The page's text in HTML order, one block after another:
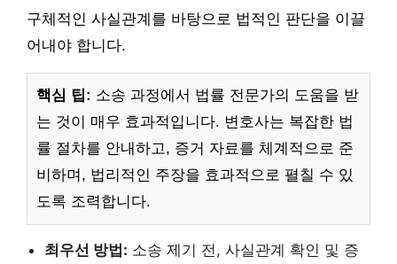
구체적인 사실관계를 바탕으로 법적인 판단을 이끌
어내야 합니다.
핵심 팁: 소송 과정에서 법률 전문가의 도움을 받
는 것이 매우 효과적입니다. 변호사는 복잡한 법
률 절차를 안내하고, 증거 자료를 체계적으로 준
비하며, 법리적인 주장을 효과적으로 펼칠 수 있
도록 조력합니다.
최우선 방법: 소송 제기 전, 사실관계 확인 및 증